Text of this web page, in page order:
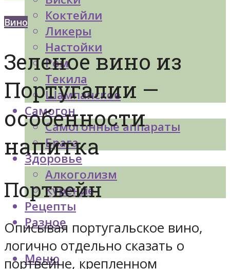
Коктейли
Ликеры
Настойки
Ром
Текила
Шампанское
Самогон
Самогонные аппараты
Брага
Здоровье
Алкоголизм
Курение
Рецепты
Разное
Меню
Вино
Зеленое вино из
Португалии —
особенности
напитка
Портвейн
Описывая португальское вино,
логично отдельно сказать о
портвейне, крепленном